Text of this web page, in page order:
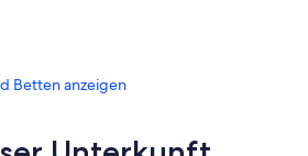
Betten anzeigen